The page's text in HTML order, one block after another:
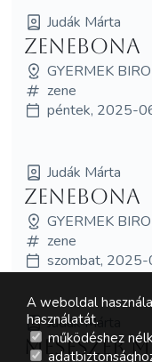
Judák Márta
Zenebona
GYERMEK
zene
péntek, 2025-
Judák Márta
Zenebona
GYERMEK
zene
szombat,
Judák Márta
MeseSzer
A weboldal
használatát.
működéshez